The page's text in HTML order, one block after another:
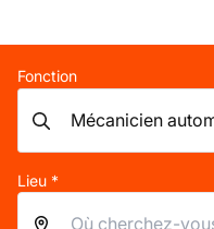
Fonction
Lieu *